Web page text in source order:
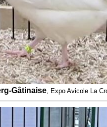
Gâtinaise, Expo Avicole La